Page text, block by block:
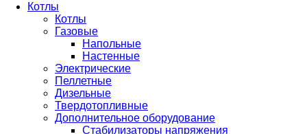
Котлы
Котлы
Газовые
Напольные
Настенные
Электрические
Пеллетные
Дизельные
Твердотопливные
Дополнительное оборудование
Стабилизаторы напряжения